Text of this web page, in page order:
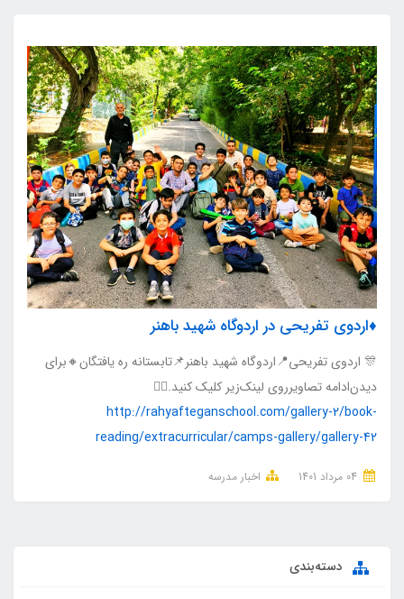
♦️اردوی تفریحی در اردوگاه شهید باهنر
🎊 اردوی تفریحی📍اردوگاه شهید باهنر📌تابستانه ره یافتگان🔸برای
دیدن‌ادامه تصاویر‌روی لینک‌زیر کلیک کنید.👇🏻
http://rahyafteganschool.com/gallery-2/book-
reading/extracurricular/camps-gallery/gallery-42
اخبار مدرسه
دسته‌بندی